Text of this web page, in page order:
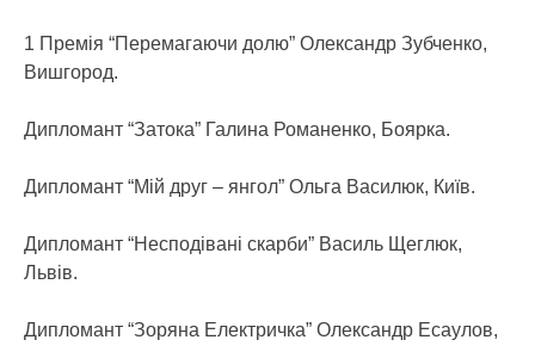
1 Премія “Перемагаючи долю” Олександр Зубченко,
Вишгород.
Дипломант “Затока” Галина Романенко, Боярка.
Дипломант “Мій друг – янгол” Ольга Василюк, Київ.
Дипломант “Несподівані скарби” Василь Щеглюк,
Львів.
Дипломант “Зоряна Електричка” Олександр Есаулов,